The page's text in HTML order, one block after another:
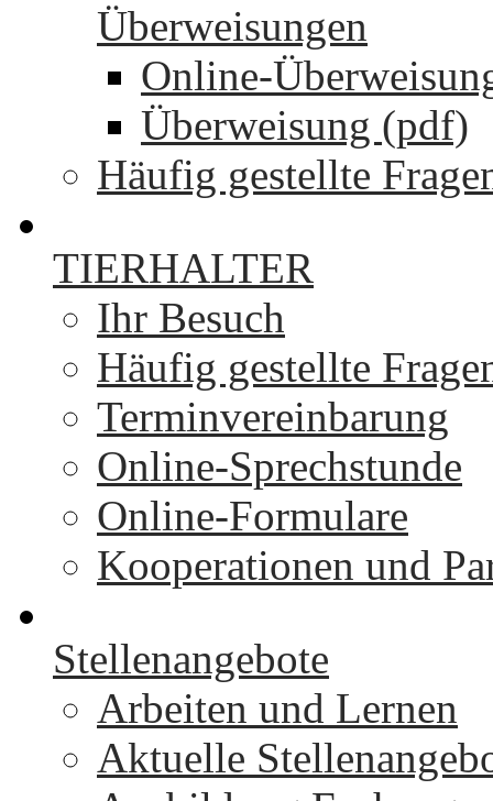
Überweisungen
Online-
Überweisung (pdf)
Häufig gestellte
TIERHALTER
Ihr Besuch
Häufig gestellte
Terminvereinbarung
Online-Sprechstunde
Online-Formulare
Kooperationen und
Stellenangebote
Arbeiten und Lernen
Aktuelle